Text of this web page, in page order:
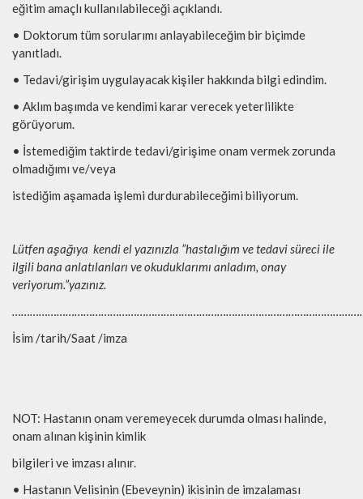
eğitim amaçlı kullanılabileceği açıklandı.
• Doktorum tüm sorularımı anlayabileceğim bir biçimde
yanıtladı.
• Tedavi/girişim uygulayacak kişiler hakkında bilgi edindim.
• Aklım başımda ve kendimi karar verecek yeterlilikte
görüyorum.
• İstemediğim taktirde tedavi/girişime onam vermek zorunda
olmadığımı ve/veya
istediğim aşamada işlemi durdurabileceğimi biliyorum.
Lütfen aşağıya kendi el yazınızla ”hastalığım ve tedavi süreci ile
ilgili bana anlatılanları ve okuduklarımı anladım, onay
veriyorum.”yazınız.
İsim /tarih/Saat /imza
NOT: Hastanın onam veremeyecek durumda olması halinde,
onam alınan kişinin kimlik
bilgileri ve imzası alınır.
• Hastanın Velisinin (Ebeveynin) ikisinin de imzalaması